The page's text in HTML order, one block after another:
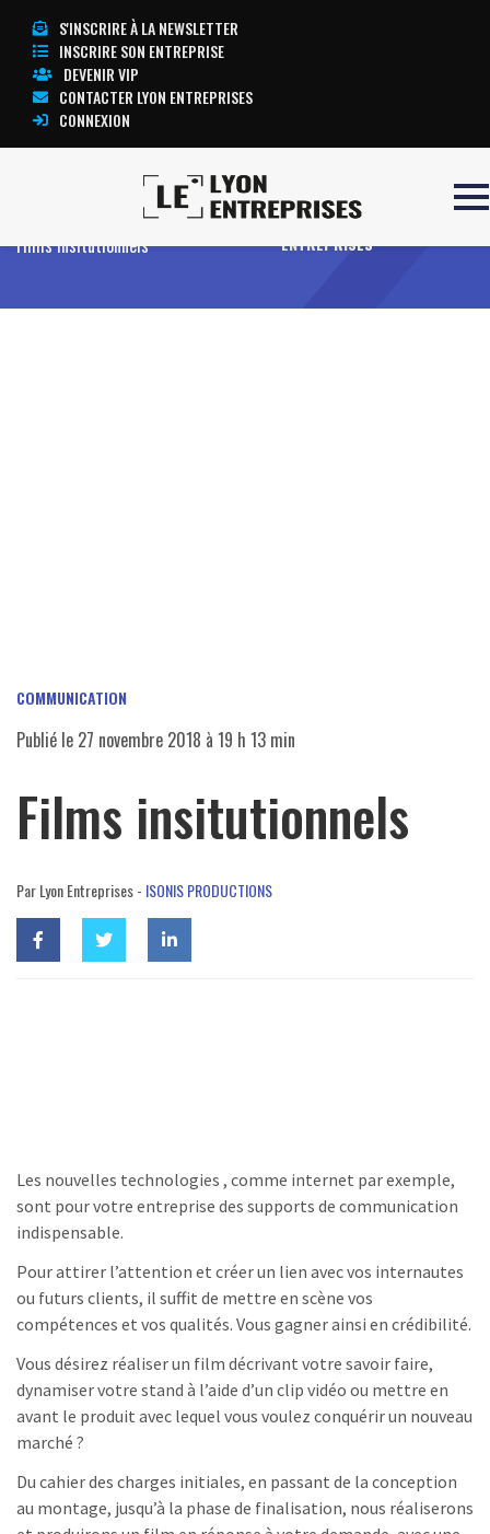
S'INSCRIRE À LA NEWSLETTER
INSCRIRE SON ENTREPRISE
DEVENIR VIP
CONTACTER LYON ENTREPRISES
CONNEXION
Offres
Films insitutionnels
TOUTE L’ACTUALITÉ LYON
ENTREPRISES
COMMUNICATION
Publié le 27 novembre 2018 à 19 h 13 min
Films insitutionnels
Par Lyon Entreprises - ISONIS PRODUCTIONS
Les nouvelles technologies , comme internet par exemple,
sont pour votre entreprise des supports de communication
indispensable.
Pour attirer l’attention et créer un lien avec vos internautes
ou futurs clients, il suffit de mettre en scène vos
compétences et vos qualités. Vous gagner ainsi en crédibilité.
Vous désirez réaliser un film décrivant votre savoir faire,
dynamiser votre stand à l’aide d’un clip vidéo ou mettre en
avant le produit avec lequel vous voulez conquérir un nouveau
marché ?
Du cahier des charges initiales, en passant de la conception
au montage, jusqu’à la phase de finalisation, nous réaliserons